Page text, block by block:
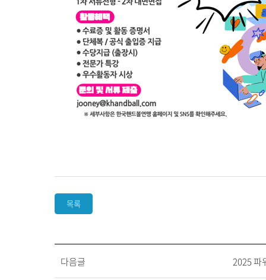
목록
다음글 2025 파